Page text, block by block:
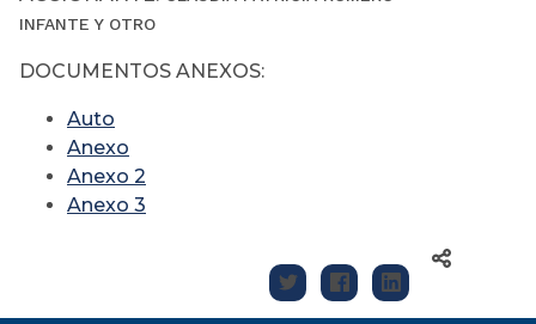
INFANTE Y OTRO
DOCUMENTOS ANEXOS:
Auto
Anexo
Anexo 2
Anexo 3